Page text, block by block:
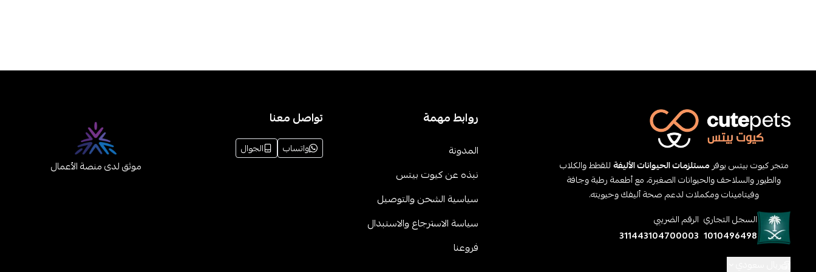
متجر كيوت بيتس يوفر مستلزمات الحيوانات الأليفةللقطط والكلاب
والطيور والسلاحف والحيوانات الصغيرة، مع أطعمة رطبة وجافة
وفيتامينات ومكملات لدعم صحة أليفك وحيويته.
السجل التجاري
1010496498
الرقم الضريبي
311443104700003
روابط مهمة
المدونة
نبذه عن كيوت بيتس
سياسية الشحن والتوصيل
سياسة الاسترجاع والاستبدال
فروعنا
تواصل معنا
واتساب الجوال
موثق لدى منصة الأعمال